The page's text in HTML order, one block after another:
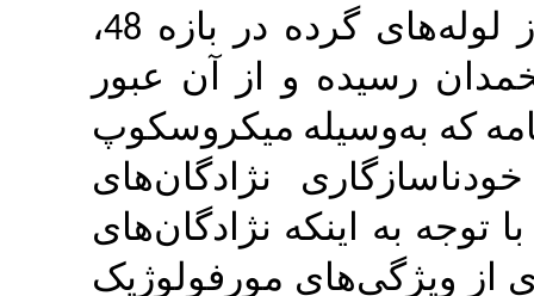
نژادگان‌‌‌ها تعداد محدودی از لوله‌‌های گرده در بازه 48،
و از آن عبور
میکروسکوپ
نژادگان‌‌‌های
نژادگان‌‌‌های
مورفولوژیک